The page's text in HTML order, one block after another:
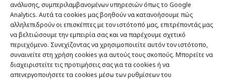
ανάλυσης, συμπεριλαμβανομένων υπηρεσιών όπως το Google
Analytics. Αυτά τα cookies μας βοηθούν να κατανοήσουμε πώς
αλληλεπιδρούν οι επισκέπτες με τον ιστότοπό μας, επιτρέποντάς μας
να βελτιώσουμε την εμπειρία σας και να παρέχουμε σχετικό
περιεχόμενο. Συνεχίζοντας να χρησιμοποιείτε αυτόν τον ιστότοπο,
συναινείτε στη χρήση cookies για αυτούς τους σκοπούς. Μπορείτε να
διαχειριστείτε τις προτιμήσεις σας για τα cookies ή να
απενεργοποιήσετε τα cookies μέσω των ρυθμίσεων του
Οργάνωσε το ταξίδι σου
CITY and CULTURE